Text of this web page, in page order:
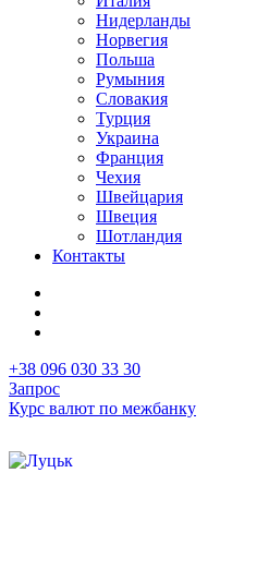
Нидерланды
Норвегия
Польша
Румыния
Словакия
Турция
Украина
Франция
Чехия
Швейцария
Швеция
Шотландия
Контакты
+38 096 030 33 30
Запрос
Курс валют по межбанку